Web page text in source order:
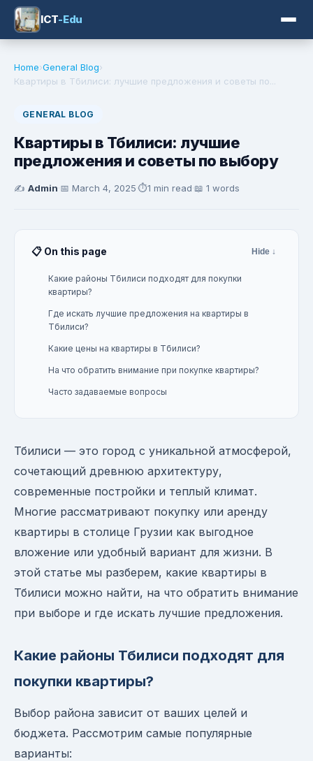
ICT-Edu
Home›General Blog›
Квартиры в Тбилиси: лучшие предложения и советы по...
GENERAL BLOG
Квартиры в Тбилиси: лучшие
предложения и советы по выбору
✍️ Admin·📅 March 4, 2025·⏱️1 min read·📖 1 words
📋 On this page Hide ↓
Какие районы Тбилиси подходят для покупки
квартиры?
Где искать лучшие предложения на квартиры в
Тбилиси?
Какие цены на квартиры в Тбилиси?
На что обратить внимание при покупке квартиры?
Часто задаваемые вопросы
Тбилиси — это город с уникальной атмосферой,
сочетающий древнюю архитектуру,
современные постройки и теплый климат.
Многие рассматривают покупку или аренду
квартиры в столице Грузии как выгодное
вложение или удобный вариант для жизни. В
этой статье мы разберем, какие квартиры в
Тбилиси можно найти, на что обратить внимание
при выборе и где искать лучшие предложения.
Какие районы Тбилиси подходят для
покупки квартиры?
Выбор района зависит от ваших целей и
бюджета. Рассмотрим самые популярные
варианты: